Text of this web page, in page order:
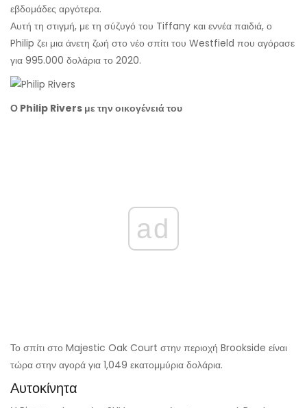
εβδομάδες αργότερα.
Αυτή τη στιγμή, με τη σύζυγό του Tiffany και εννέα παιδιά, ο
Philip ζει μια άνετη ζωή στο νέο σπίτι του Westfield που αγόρασε
για 995.000 δολάρια το 2020.
Ο Philip Rivers με την οικογένειά του
ad
Το σπίτι στο Majestic Oak Court στην περιοχή Brookside είναι
τώρα στην αγορά για 1,049 εκατομμύρια δολάρια.
Αυτοκίνητα